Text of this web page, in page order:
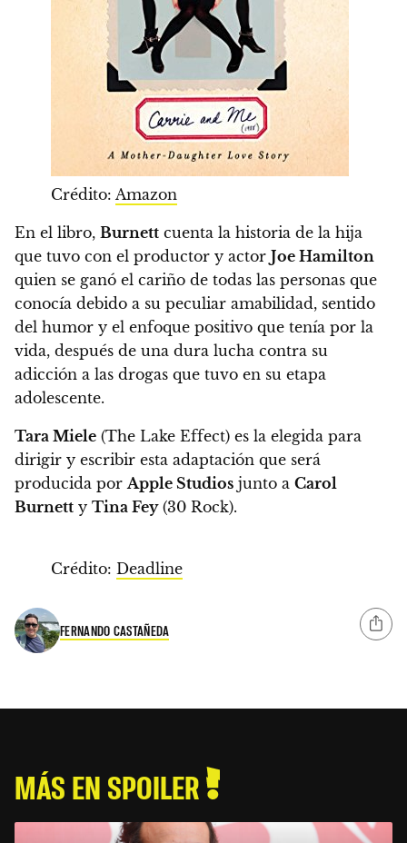
Crédito: Amazon
En el libro, Burnett cuenta la historia de la hija
que tuvo con el productor y actor Joe Hamilton
quien se ganó el cariño de todas las personas que
conocía debido a su peculiar amabilidad, sentido
del humor y el enfoque positivo que tenía por la
vida, después de una dura lucha contra su
adicción a las drogas que tuvo en su etapa
adolescente.
Tara Miele (The Lake Effect) es la elegida para
dirigir y escribir esta adaptación que será
producida por Apple Studios junto a Carol
Burnett y Tina Fey(30 Rock).
Crédito: Deadline
FERNANDO CASTAÑEDA
MÁS EN SPOILER